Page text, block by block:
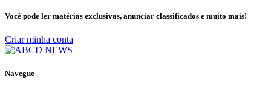
Você pode ler matérias exclusivas, anunciar classificados e muito mais!
Criar minha conta
Navegue